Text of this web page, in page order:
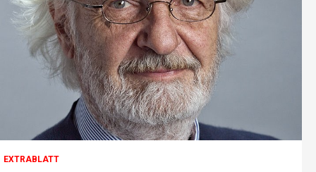
EXTRABLATT